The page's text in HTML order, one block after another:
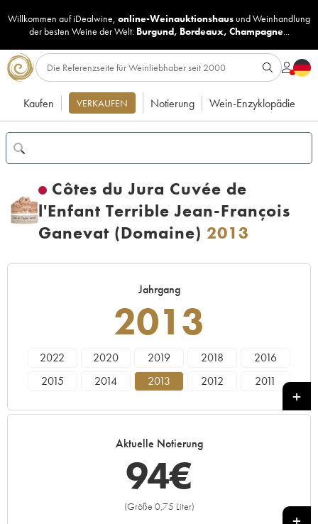
Willkommen auf iDealwine, online-Weinauktionshaus undWeinhandlung
der besten Weine der Welt: Burgund, Bordeaux, Champagne...
Kaufen VERKAUFEN Notierung Wein-Enzyklopädie
Côtes du Jura Cuvée de
l'Enfant Terrible Jean-François
Ganevat (Domaine) 2013
Jahrgang
2013
2022 2020 2019 2018
2016
2015
2014 2013 2012
2011
Aktuelle Notierung
94€
(Größe 0,75 Liter)